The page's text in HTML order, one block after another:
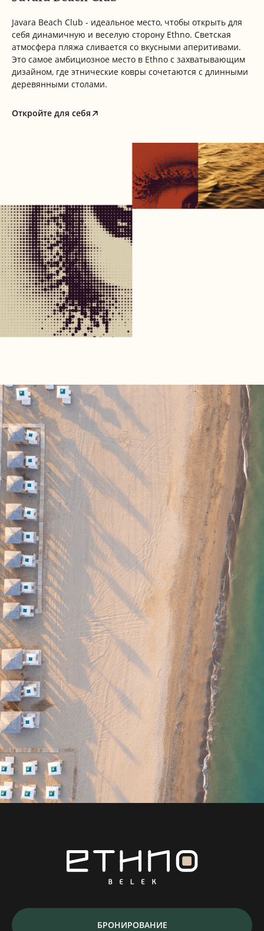
Javara Beach Club - идеальное место, чтобы открыть для
себя динамичную и веселую сторону Ethno. Светская
атмосфера пляжа сливается со вкусными аперитивами.
Это самое амбициозное место в Ethno с захватывающим
дизайном, где этнические ковры сочетаются с длинными
деревянными столами.
Откройте для себя
БРОНИРОВАНИЕ